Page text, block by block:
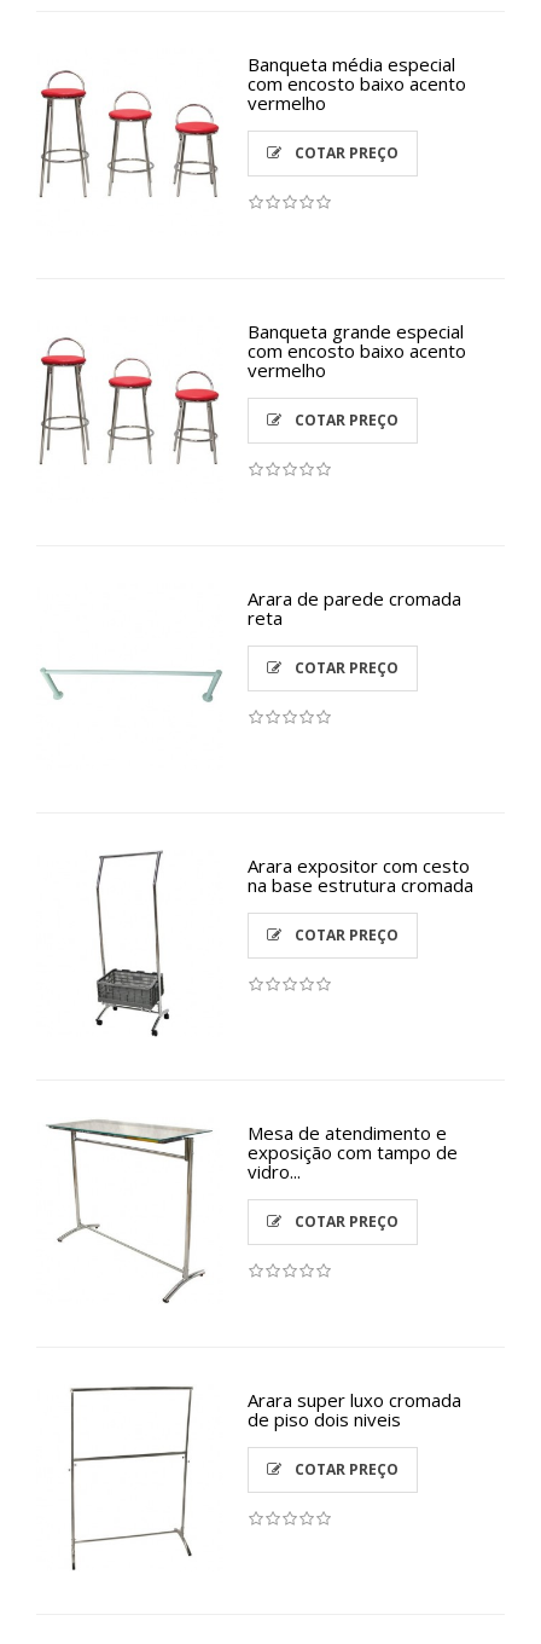
Banqueta média especial
com encosto baixo acento
vermelho
COTAR PREÇO
Banqueta grande especial
com encosto baixo acento
vermelho
COTAR PREÇO
Arara de parede cromada
reta
COTAR PREÇO
Arara expositor com cesto
na base estrutura cromada
COTAR PREÇO
Mesa de atendimento e
exposição com tampo de
vidro...
COTAR PREÇO
Arara super luxo cromada
de piso dois niveis
COTAR PREÇO